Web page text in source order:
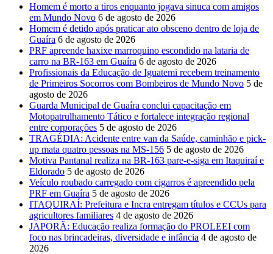
Homem é morto a tiros enquanto jogava sinuca com amigos
em Mundo Novo 6 de agosto de 2026
Homem é detido após praticar ato obsceno dentro de loja de
Guaíra 6 de agosto de 2026
PRF apreende haxixe marroquino escondido na lataria de
carro na BR-163 em Guaíra 6 de agosto de 2026
Profissionais da Educação de Iguatemi recebem treinamento
de Primeiros Socorros com Bombeiros de Mundo Novo 5 de
agosto de 2026
Guarda Municipal de Guaíra conclui capacitação em
Motopatrulhamento Tático e fortalece integração regional
entre corporações 5 de agosto de 2026
TRAGÉDIA: Acidente entre van da Saúde, caminhão e pick-
up mata quatro pessoas na MS-156 5 de agosto de 2026
Motiva Pantanal realiza na BR-163 pare-e-siga em Itaquiraí e
Eldorado 5 de agosto de 2026
Veículo roubado carregado com cigarros é apreendido pela
PRF em Guaíra 5 de agosto de 2026
ITAQUIRAÍ: Prefeitura e Incra entregam títulos e CCUs para
agricultores familiares 4 de agosto de 2026
JAPORÃ: Educação realiza formação do PROLEEI com
foco nas brincadeiras, diversidade e infância 4 de agosto de
2026